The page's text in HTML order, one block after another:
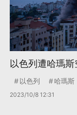
以色列遭哈瑪
以色列 哈瑪斯
2023/10/8 12:31